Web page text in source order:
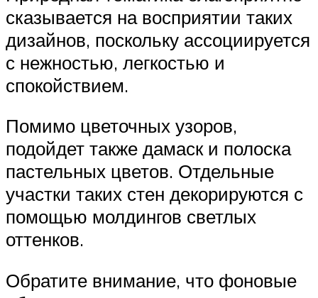
сказывается на восприятии таких
дизайнов, поскольку ассоциируется
с нежностью, легкостью и
спокойствием.
Помимо цветочных узоров,
подойдет также дамаск и полоска
пастельных цветов. Отдельные
участки таких стен декорируются с
помощью молдингов светлых
оттенков.
Обратите внимание, что фоновые